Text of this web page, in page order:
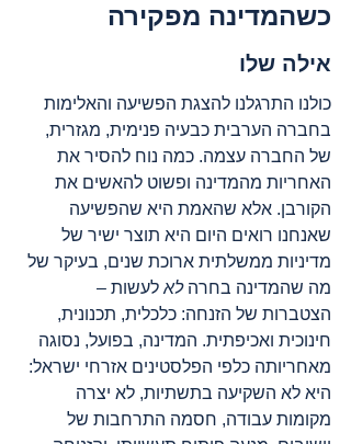
כשהמדינה מפקירה
אילה שלו
כולנו התרגלנו להצגת הפשיעה והאלימות
בחברה הערבית כבעיה פנימית, מגזרית,
של החברה עצמה. כמה נוח להסיר את
האחריות מהמדינה ופשוט להאשים את
הקורבן. אלא שהאמת היא שהפשיעה
שאנחנו רואים היום היא תוצר ישיר של
מדיניות ממשלתית ארוכת שנים, בעיקר של
מה שהמדינה בחרה לא לעשות –
הצטברות של הזנחה: כלכלית, תכנונית,
חינוכית ואכיפתית. המדינה, בפועל, נסוגה
מאחריותה כלפי הפלסטינים אזרחי ישראל:
היא לא השקיעה בתשתיות, לא יצרה
מקומות עבודה, חסמה התרחבות של